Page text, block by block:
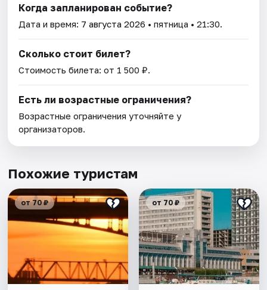
Когда запланирован событие?
Дата и время: 7 августа 2026 • пятница • 21:30.
Сколько стоит билет?
Стоимость билета: от 1 500 ₽.
Есть ли возрастные ограничения?
Возрастные ограничения уточняйте у
организаторов.
Похожие туристам
от 70 ₽ от 70 ₽